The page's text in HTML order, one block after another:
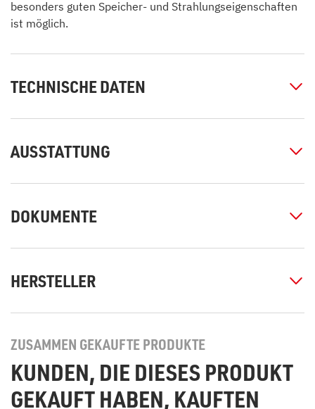
besonders guten Speicher- und Strahlungseigenschaften
ist möglich.
TECHNISCHE DATEN
AUSSTATTUNG
DOKUMENTE
HERSTELLER
ZUSAMMEN GEKAUFTE PRODUKTE
KUNDEN, DIE DIESES PRODUKT
GEKAUFT HABEN, KAUFTEN